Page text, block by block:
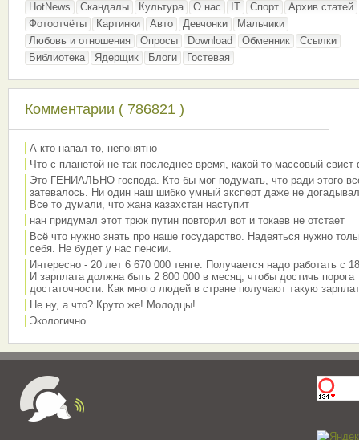
HotNews
Скандалы Культура О нас IT Спорт
Архив статей
Фотоотчёты
Картинки Авто Девчонки
Мальчики
Любовь и отношения
Опросы Download Обменник
Ссылки
Библиотека
Ядерщик Блоги Гостевая
Комментарии ( 786821 )
А кто напал то, непонятно
Что с планетой не так последнее время, какой-то массовый свист
Это ГЕНИАЛЬНО господа. Кто бы мог подумать, что ради этого
затевалось. Ни один наш шибко умный эксперт даже не
Все то думали, что жана казахстан наступит
нан придумал этот трюк путин повторил вот и токаев не отстает
Всё что нужно знать про наше государство. Надеяться нужно
себя. Не будет у нас пенсии.
Интересно - 20 лет 6 670 000 тенге. Получается надо работать с
И зарплата должна быть 2 800 000 в месяц, чтобы достичь порога
достаточности. Как много людей в стране получают такую
Не ну, а что? Круто же! Молодцы!
Экологично